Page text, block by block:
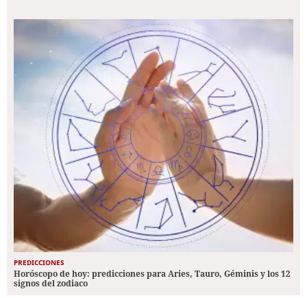
PREDICCIONES
Horóscopo de hoy: predicciones para Aries, Tauro, Géminis y los 12
signos del zodiaco